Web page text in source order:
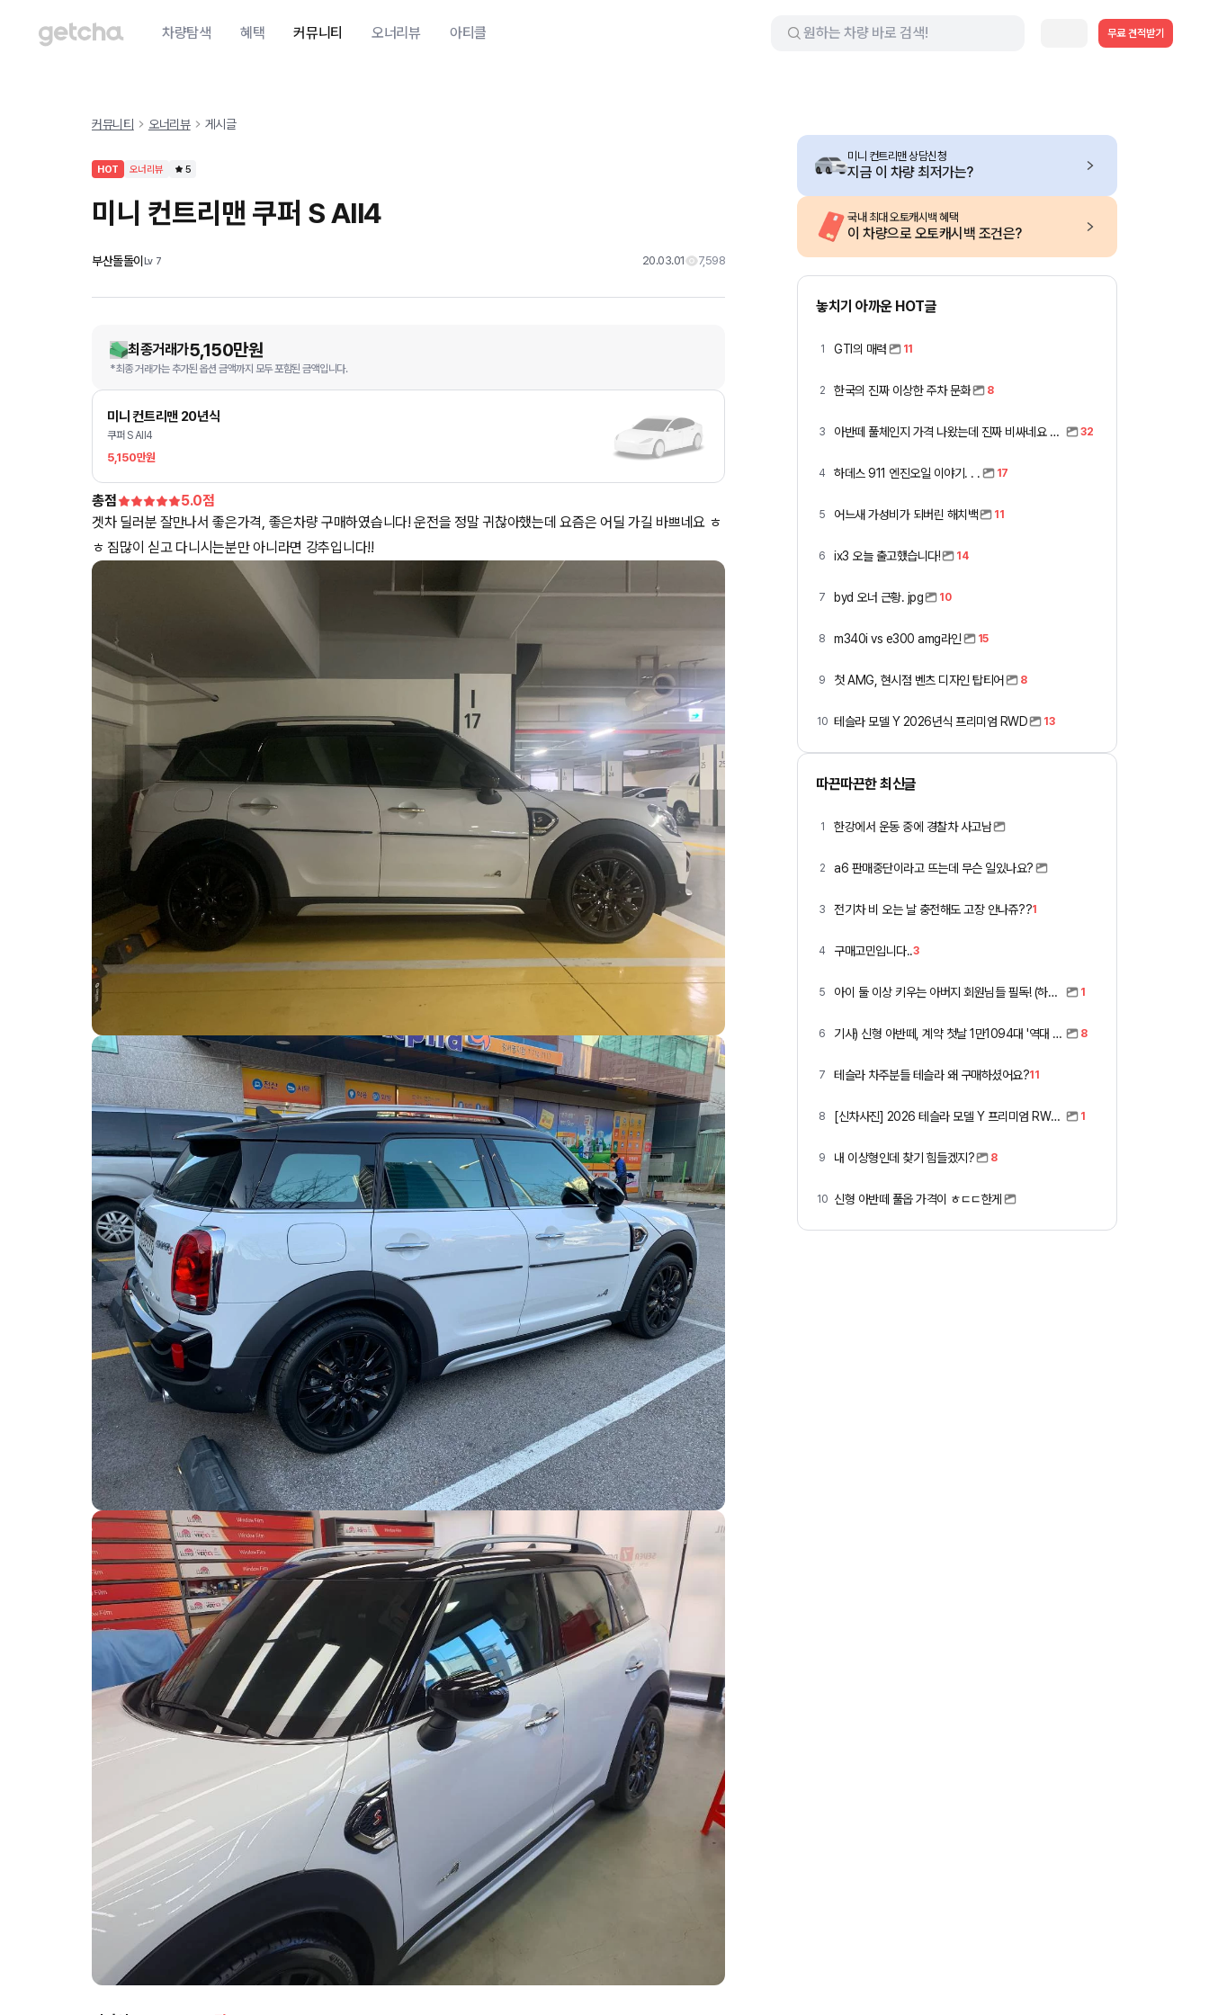
차량탐색 혜택 커뮤니티 오너리뷰 아티클 무료 견적받기
커뮤니티 오너리뷰 게시글
HOT 오너리뷰 5
미니 컨트리맨 쿠퍼 S All4
부산돌돌이 Lv 7 20.03.01 7,598
최종거래가5,150만원
*최종 거래가는 추가된 옵션 금액까지 모두 포함된 금액입니다.
미니 컨트리맨 20년식
쿠퍼 S All4
5,150만원
총점 5.0점
겟차 딜러분 잘만나서 좋은가격, 좋은차량 구매하였습니다! 운전을 정말 귀찮아했는데 요즘은 어딜 가길 바쁘네요 ㅎ
ㅎ 짐많이 싣고 다니시는분만 아니라면 강추입니다!!
미니 컨트리맨 상담신청
지금 이 차량 최저가는?
국내 최대 오토캐시백 혜택
이 차량으로 오토캐시백 조건은?
놓치기 아까운 HOT글
1 GTI의 매력 11
2 한국의 진짜 이상한 주차 문화 8
3 아반떼 풀체인지 가격 나왔는데 진짜 비싸네요 ㅎㅎ 32
4 하데스 911 엔진오일 이야기. . . 17
5 어느새 가성비가 되버린 해치백 11
6 ix3 오늘 출고했습니다! 14
7 byd 오너 근황. jpg 10
8 m340i vs e300 amg라인 15
9 첫 AMG, 현시점 벤츠 디자인 탑티어 8
10 테슬라 모델 Y 2026년식 프리미엄 RWD 13
따끈따끈한 최신글
1 한강에서 운동 중에 경찰차 사고남
2 a6 판매중단이라고 뜨는데 무슨 일있나요?
3 전기차 비 오는 날 충전해도 고장 안나쥬??1
4 구매고민입니다..3
5 아이 둘 이상 키우는 아버지 회원님들 필독! (하이패스 할인) 1
6 기사) 신형 아반떼, 계약 첫날 1만1094대 '역대 최고' 8
7 테슬라 차주분들 테슬라 왜 구매하셨어요?11
8 [신차사진] 2026 테슬라 모델 Y 프리미엄 RWD (펄 화이트 + 블랙시트) 1
9 내 이상형인데 찾기 힘들겠지? 8
10 신형 아반떼 풀옵 가격이 ㅎㄷㄷ한게